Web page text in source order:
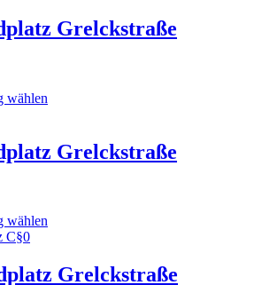
Varianten
auf.
auf
gewählt
werden
Grelckstraße
wählen
Varianten
auf.
auf
gewählt
Grelckstraße
wählen
Varianten
Grelckstraße